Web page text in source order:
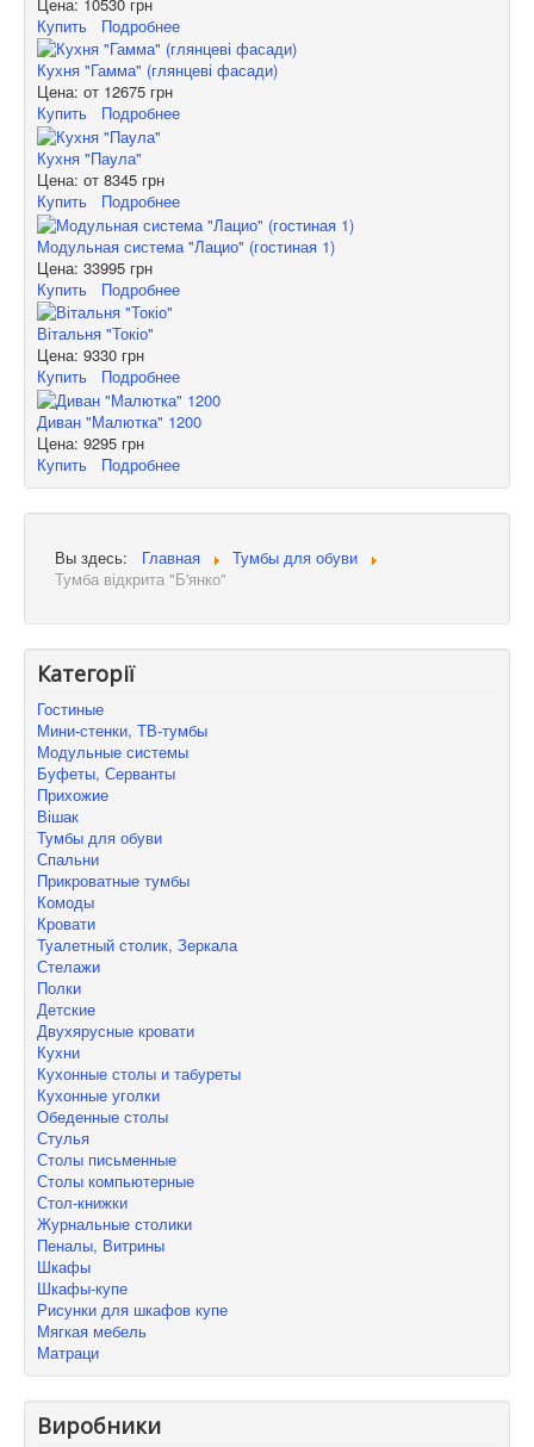
Купить
Подробнее
Кухня "Гамма" (глянцеві фасади)
Цена: от 12675 грн
Купить
Подробнее
Кухня "Паула"
Цена: от 8345 грн
Купить
Подробнее
Модульная система "Лацио" (гостиная 1)
Цена: 33995 грн
Купить
Подробнее
Вітальня "Токіо"
Цена: 9330 грн
Купить
Подробнее
Диван "Малютка" 1200
Цена: 9295 грн
Купить
Подробнее
Вы здесь: Главная
Тумбы для обуви
Тумба відкрита "Б'янко"
Категорії
Гостиные
Мини-стенки, ТВ-тумбы
Модульные системы
Буфеты, Серванты
Прихожие
Вішак
Тумбы для обуви
Спальни
Прикроватные тумбы
Комоды
Кровати
Туалетный столик, Зеркала
Стелажи
Полки
Детские
Двухярусные кровати
Кухни
Кухонные столы и табуреты
Кухонные уголки
Обеденные столы
Стулья
Столы письменные
Столы компьютерные
Стол-книжки
Журнальные столики
Пеналы, Витрины
Шкафы
Шкафы-купе
Рисунки для шкафов купе
Мягкая мебель
Матраци
Виробники